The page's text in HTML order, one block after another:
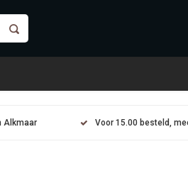
Alkmaar Voor 15.00 besteld,